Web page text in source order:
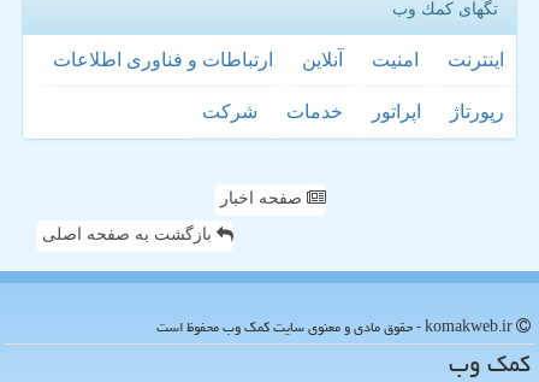
تگهای كمك وب
اینترنت امنیت آنلاین ارتباطات و فناوری اطلاعات
رپورتاژ اپراتور خدمات شركت
صفحه اخبار
بازگشت به صفحه اصلی
كمك وب